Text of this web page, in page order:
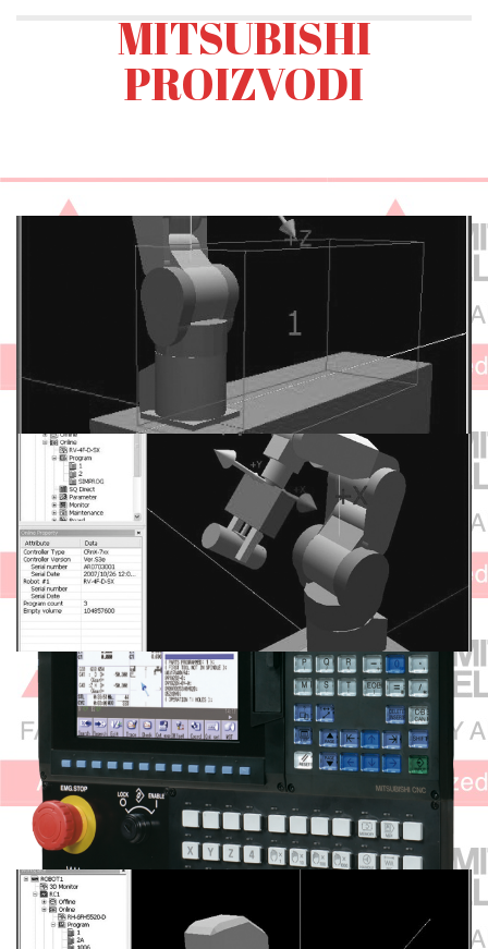
MITSUBISHI
PROIZVODI